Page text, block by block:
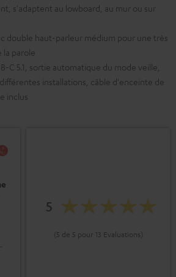
s'adaptent au lowboard, au mur ou sur
double haut-parleur médium pour une très
la parole
C 5.1, sortie automatique du mode veille,
installations, câble d'enceinte de
inclus
5
(5 de 5 pour 13 Evaluations)